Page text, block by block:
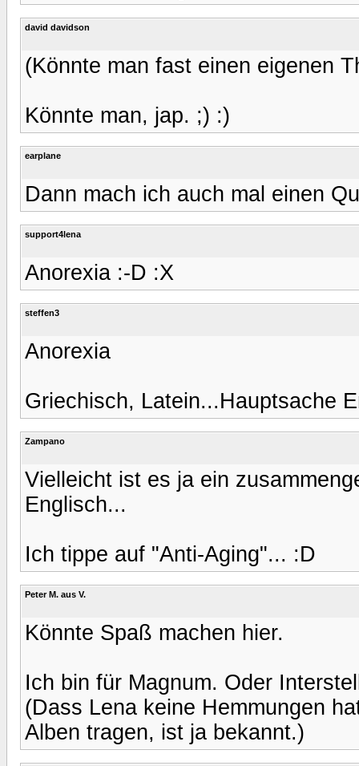
david davidson
(Könnte man fast einen eigenen
Könnte man, jap. ;) :)
earplane
Dann mach ich auch mal einen
support4lena
Anorexia :-D :X
steffen3
Anorexia
Griechisch, Latein...Hauptsache
Zampano
Vielleicht ist es ja ein
Englisch...
Ich tippe auf "Anti-Aging"... :D
Peter M. aus V.
Könnte Spaß machen hier.
Ich bin für Magnum. Oder
(Dass Lena keine Hemmungen
Alben tragen, ist ja bekannt.)